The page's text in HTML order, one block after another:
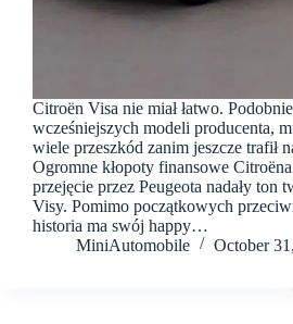
Citroën Visa nie miał łatwo.
wcześniejszych modeli producenta,
wiele przeszkód zanim jeszcze trafił
Ogromne kłopoty finansowe
przejęcie przez Peugeota nadały ton
Visy. Pomimo początkowych
historia ma swój happy…
MiniAutomobile
October